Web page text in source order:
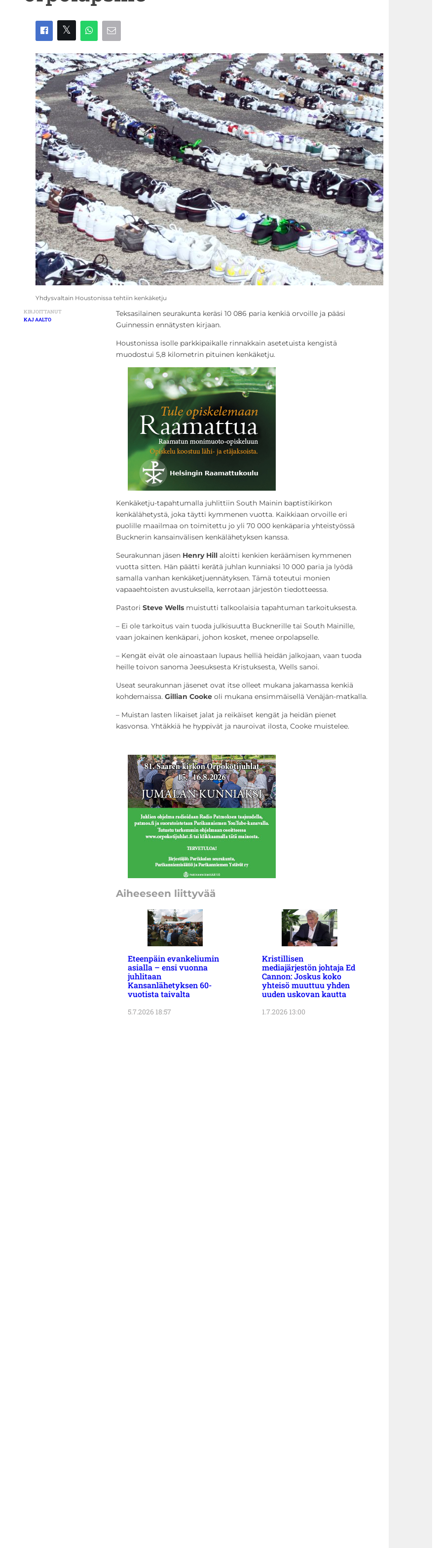
Yhdysvaltain Houstonissa tehtiin kenkäketju
KIRJOITTANUT
KAJ AALTO
Teksasilainen seurakunta keräsi 10 086 paria kenkiä orvoille ja pääsi
Guinnessin ennätysten kirjaan.
Houstonissa isolle parkkipaikalle rinnakkain asetetuista kengistä
muodostui 5,8 kilometrin pituinen kenkäketju.
Kenkäketju-tapahtumalla juhlittiin South Mainin baptistikirkon
kenkälähetystä, joka täytti kymmenen vuotta. Kaikkiaan orvoille eri
puolille maailmaa on toimitettu jo yli 70 000 kenkäparia yhteistyössä
Bucknerin kansainvälisen kenkälähetyksen kanssa.
Seurakunnan jäsen Henry Hillaloitti kenkien keräämisen kymmenen
vuotta sitten. Hän päätti kerätä juhlan kunniaksi 10 000 paria ja lyödä
samalla vanhan kenkäketjuennätyksen. Tämä toteutui monien
vapaaehtoisten avustuksella, kerrotaan järjestön tiedotteessa.
Pastori Steve Wellsmuistutti talkoolaisia tapahtuman tarkoituksesta.
– Ei ole tarkoitus vain tuoda julkisuutta Bucknerille tai South Mainille,
vaan jokainen kenkäpari, johon kosket, menee orpolapselle.
– Kengät eivät ole ainoastaan lupaus helliä heidän jalkojaan, vaan tuoda
heille toivon sanoma Jeesuksesta Kristuksesta, Wells sanoi.
Useat seurakunnan jäsenet ovat itse olleet mukana jakamassa kenkiä
kohdemaissa. Gillian Cooke oli mukana ensimmäisellä Venäjän-matkalla.
– Muistan lasten likaiset jalat ja reikäiset kengät ja heidän pienet
kasvonsa. Yhtäkkiä he hyppivät ja nauroivat ilosta, Cooke muistelee.
Aiheeseen liittyvää
Eteenpäin evankeliumin
asialla – ensi vuonna
juhlitaan
Kansanlähetyksen 60-
vuotista taivalta
5.7.2026 18:57
Kristillisen
mediajärjestön johtaja Ed
Cannon: Joskus koko
yhteisö muuttuu yhden
uuden uskovan kautta
1.7.2026 13:00